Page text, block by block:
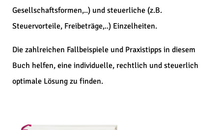
Gesellschaftsformen,..) und steuerliche (z.B.
Steuervorteile, Freibeträge,..) Einzelheiten.
Die zahlreichen Fallbeispiele und Praxistipps in diesem
Buch helfen, eine individuelle, rechtlich und steuerlich
optimale Lösung zu finden.